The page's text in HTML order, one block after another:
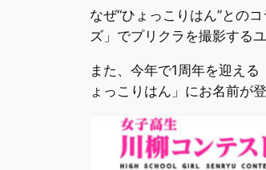
なぜ“ひょっこりはん”との
ズ」でプリクラを撮影する
また、今年で1周年を迎え
ょっこりはん」にお名前が登